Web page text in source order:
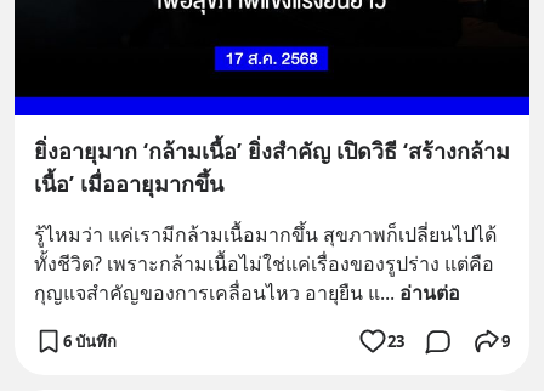
ยิ่งอายุมาก ‘กล้ามเนื้อ’ ยิ่งสำคัญ เปิดวิธี ‘สร้างกล้าม
เนื้อ’ เมื่ออายุมากขึ้น
รู้ไหมว่า แค่เรามีกล้ามเนื้อมากขึ้น สุขภาพก็เปลี่ยนไปได้
ทั้งชีวิต? เพราะกล้ามเนื้อไม่ใช่แค่เรื่องของรูปร่าง แต่คือ
กุญแจสำคัญของการเคลื่อนไหว อายุยืน แ... อ่านต่อ
6 บันทึก 23 9